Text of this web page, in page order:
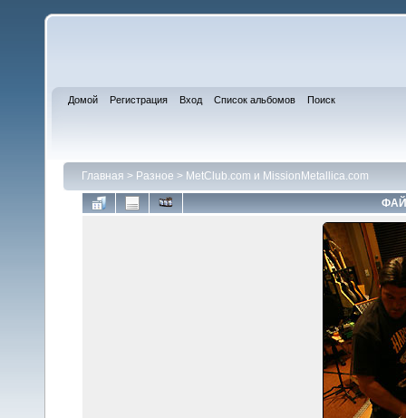
Домой Регистрация Вход Список альбомов Поиск
Главная > Разное > MetClub.com и MissionMetallica.com